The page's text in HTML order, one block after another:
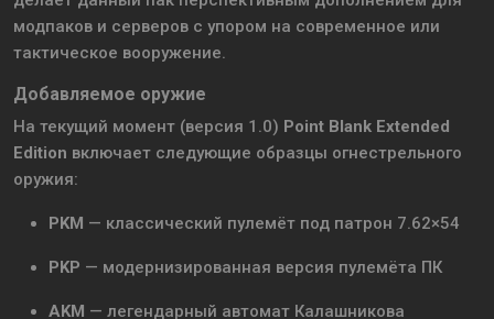
модпаков и серверов с упором на современное или
тактическое вооружение.
Добавляемое оружие
На текущий момент (версия 1.0) Point Blank Extended
Edition включает следующие образцы огнестрельного
оружия:
PKM — классический пулемёт под патрон 7.62×54
PKP — модернизированная версия пулемёта ПК
AKM — легендарный автомат Калашникова